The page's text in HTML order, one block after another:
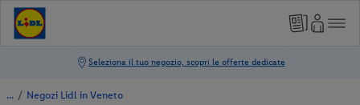
/ Negozi Lidl in Veneto